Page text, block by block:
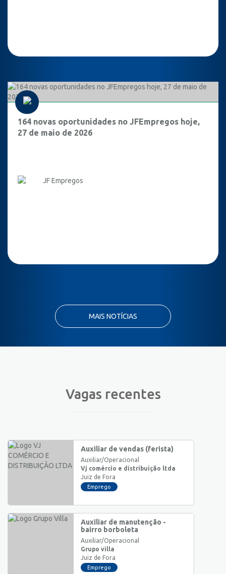
164 novas oportunidades no JFEmpregos hoje,
27 de maio de 2026
JF Empregos
MAIS NOTÍCIAS
Vagas recentes
Auxiliar de vendas (ferista)
Auxiliar/Operacional
Vj comércio e distribuição ltda
Juiz de Fora
Emprego
Auxiliar de manutenção -
bairro borboleta
Auxiliar/Operacional
Grupo villa
Juiz de Fora
Emprego